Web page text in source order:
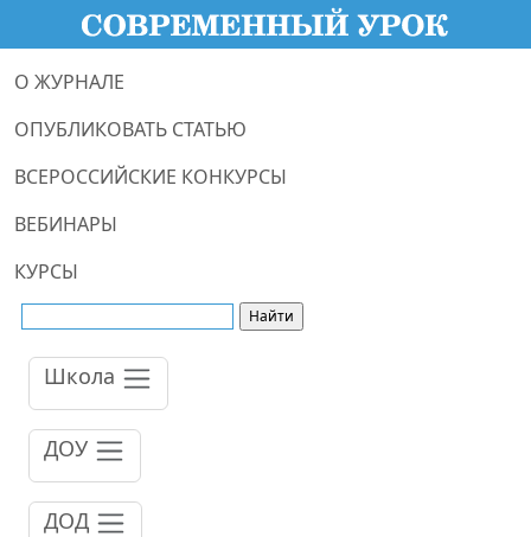
О ЖУРНАЛЕ
ОПУБЛИКОВАТЬ СТАТЬЮ
ВСЕРОССИЙСКИЕ КОНКУРСЫ
ВЕБИНАРЫ
КУРСЫ
Школа
ДОУ
ДОД